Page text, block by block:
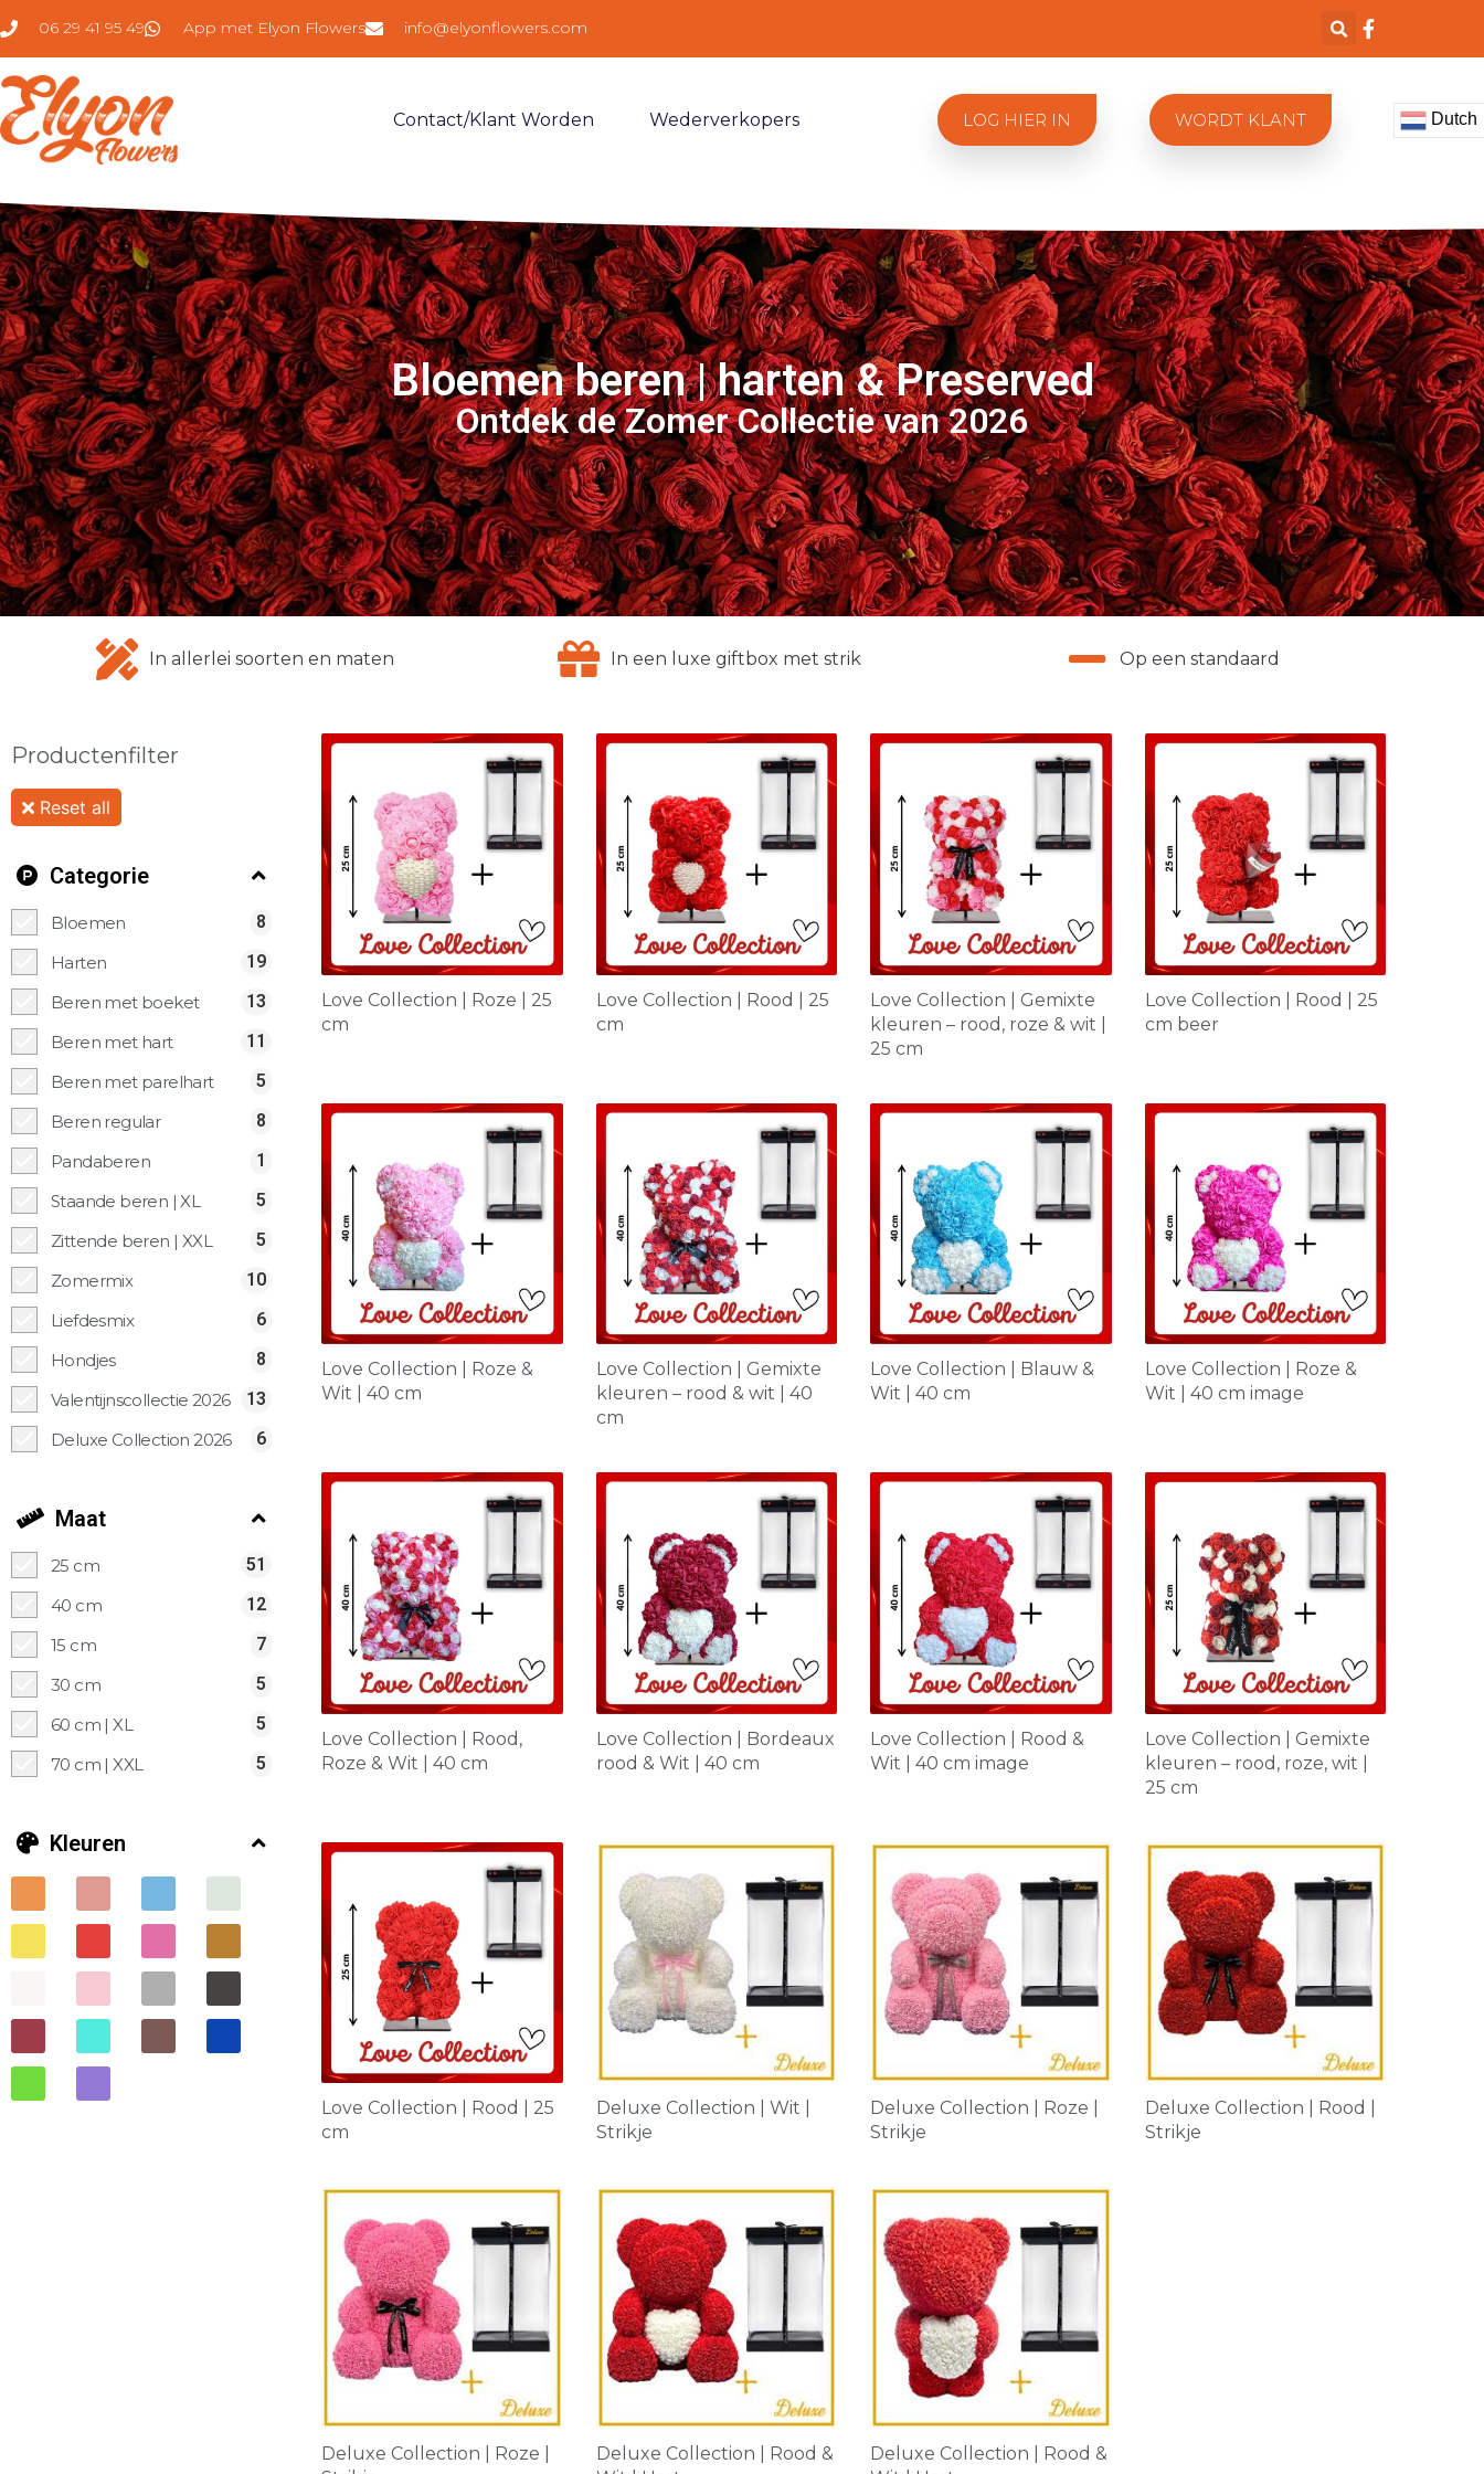
06 29 41 95 49 App met Elyon Flowers info@elyonflowers.com
Contact/klant Worden Wederverkopers LOG HIER IN WORDT KLANT Dutch
Bloemen beren | harten & Preserved
Ontdek de Zomer Collectie van 2026
In allerlei soorten en maten In een luxe giftbox met strik Op een standaard
Productenfilter
Reset all
Categorie
Bloemen
8
Harten
19
Beren met boeket
13
Beren met hart
11
Beren met parelhart
5
Beren regular
8
Pandaberen
1
Staande beren | XL
5
Zittende beren | XXL
5
Zomermix
10
Liefdesmix
6
Hondjes
8
Valentijnscollectie 2026
13
Deluxe Collection 2026
6
Maat
25 cm
51
40 cm
12
15 cm
7
30 cm
5
60 cm | XL
5
70 cm | XXL
5
Kleuren
Love Collection | Roze | 25
cm
Love Collection | Rood | 25
cm
Love Collection | Gemixte
kleuren – rood, roze & wit |
25 cm
Love Collection | Rood | 25
cm beer
Love Collection | Roze &
Wit | 40 cm
Love Collection | Gemixte
kleuren – rood & wit | 40
cm
Love Collection | Blauw &
Wit | 40 cm
Love Collection | Roze &
Wit | 40 cm image
Love Collection | Rood,
Roze & Wit | 40 cm
Love Collection | Bordeaux
rood & Wit | 40 cm
Love Collection | Rood &
Wit | 40 cm image
Love Collection | Gemixte
kleuren – rood, roze, wit |
25 cm
Love Collection | Rood | 25
cm
Deluxe Collection | Wit |
Strikje
Deluxe Collection | Roze |
Strikje
Deluxe Collection | Rood |
Strikje
Deluxe Collection | Roze |
Deluxe Collection | Rood &
Deluxe Collection | Rood &